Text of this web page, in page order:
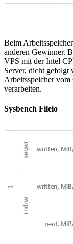
Beim
anderen Gewinner.
VPS mit der Intel
Server, dicht
Arbeitsspeicher vom
verarbeiten.
Sysbench Fileio